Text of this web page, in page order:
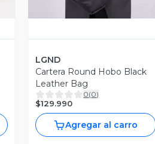
LGND
Cartera Round Hobo Black
Leather Bag
0(0)
$129.990
Agregar al carro